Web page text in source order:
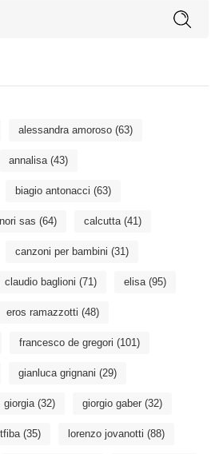
alessandra amoroso(63)
annalisa(43)
biagio antonacci (63)
sas (64) calcutta(41)
canzoni per bambini (31)
claudio baglioni (71) elisa(95)
eros ramazzotti (48)
francesco de gregori (101)
gianluca grignani (29)
giorgia(32) giorgio gaber(32)
(35) lorenzo jovanotti (88)